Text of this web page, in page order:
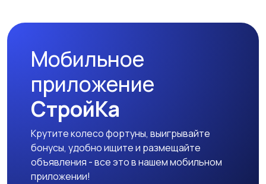
Другое
Мобильное
приложение
СтройКа
Крутите колесо фортуны, выигрывайте
бонусы, удобно ищите и размещайте
объявления - все это в нашем мобильном
приложении!